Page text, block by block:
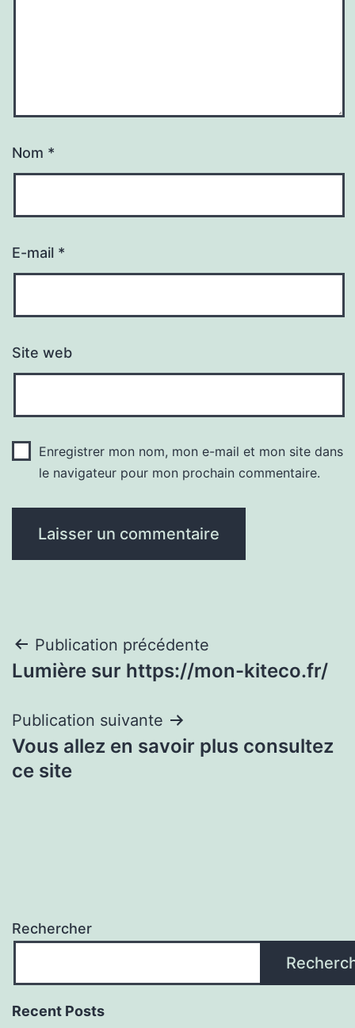
Nom *
E-mail *
Site web
Enregistrer mon nom, mon e-mail et mon site dans
le navigateur pour mon prochain commentaire.
Navigation
de
l’article
Publication précédente
Lumière sur https://mon-kiteco.fr/
Publication suivante
Vous allez en savoir plus consultez
ce site
Rechercher
Recent Posts